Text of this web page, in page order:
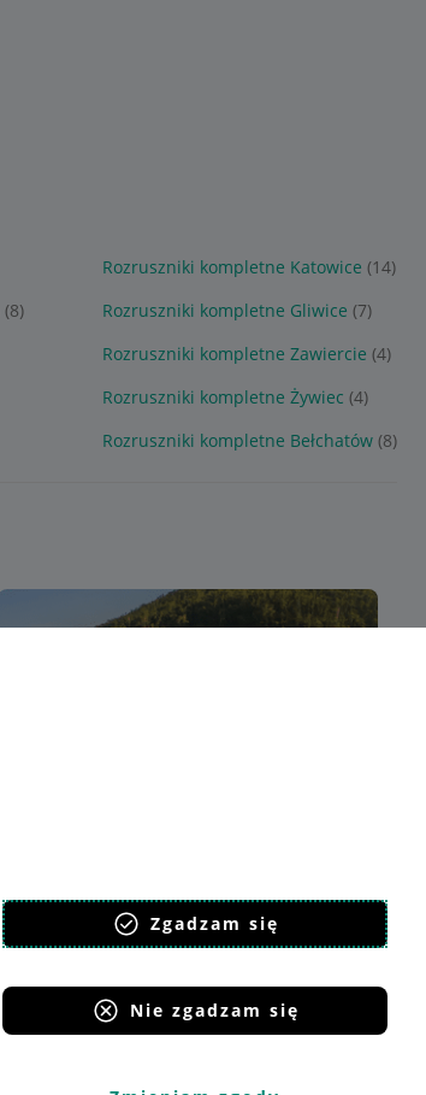
Zgadzam się
Nie zgadzam się
Rozruszniki kompletne Katowice (14)
(8) Rozruszniki kompletne Gliwice (7)
Rozruszniki kompletne Zawiercie (4)
Rozruszniki kompletne Żywiec (4)
Rozruszniki kompletne Bełchatów (8)